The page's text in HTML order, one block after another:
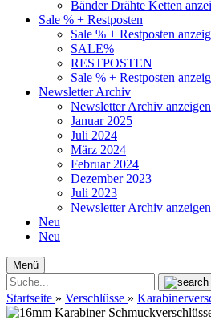
Bänder Drähte Ketten
Sale % + Restposten
Sale % + Restposten
SALE%
RESTPOSTEN
Sale % + Restposten
Newsletter Archiv
Newsletter Archiv anzeigen
Januar 2025
Juli 2024
März 2024
Februar 2024
Dezember 2023
Juli 2023
Newsletter Archiv anzeigen
Neu
Neu
Menü
Startseite » Verschlüsse »